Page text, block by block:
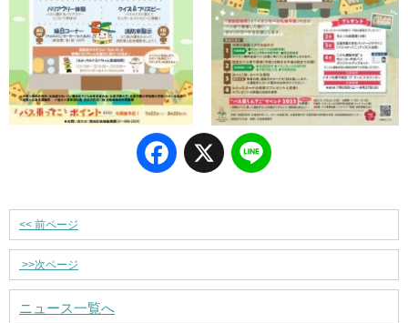
Facebook
X
<< 前ページ
>>次ページ
ニュース一覧へ